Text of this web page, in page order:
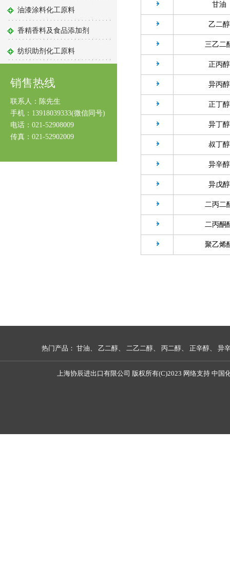
油漆涂料化工原料
香精香料及食品添加剂
纺织助剂化工原料
销售热线
联系人：陈先生
手机：13918039333(微信同号)
电话：021-52908009
传真：021-52902009
甘油
乙二醇
三乙二
正丙醇
异丙醇
正丁醇
异丁醇
叔丁醇
异辛醇
异戊醇
二丙二
二丙酮
聚乙烯
热门产品： 甘油、 乙二醇、 二乙二醇、 丙二醇、 正辛醇、 异
上海协辰进出口有限公司 版权所有(C)2023 网络支持 中国